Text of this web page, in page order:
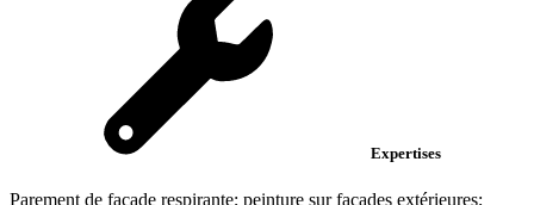
Expertises
Parement de façade respirante; peinture sur façades extérieures;